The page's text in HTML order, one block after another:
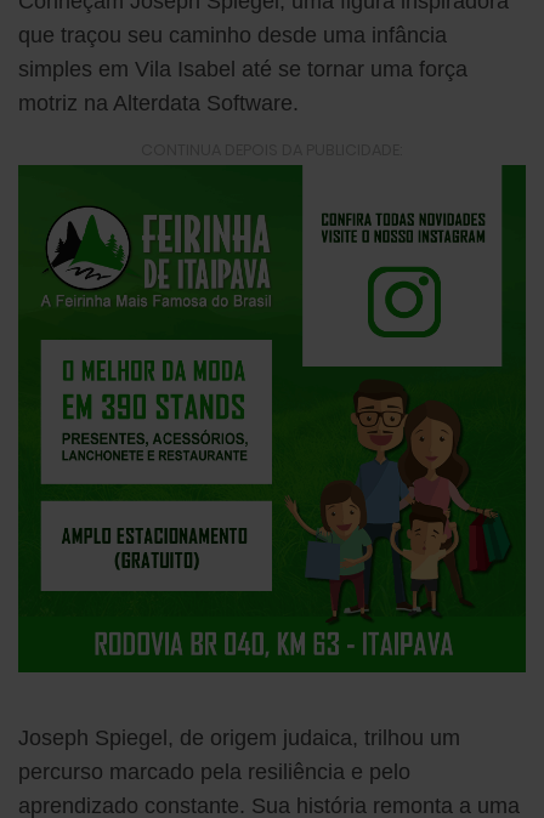
que traçou seu caminho desde uma infância
simples em Vila Isabel até se tornar uma força
motriz na Alterdata Software.
Joseph Spiegel, de origem judaica, trilhou um
percurso marcado pela resiliência e pelo
aprendizado constante. Sua história remonta a uma